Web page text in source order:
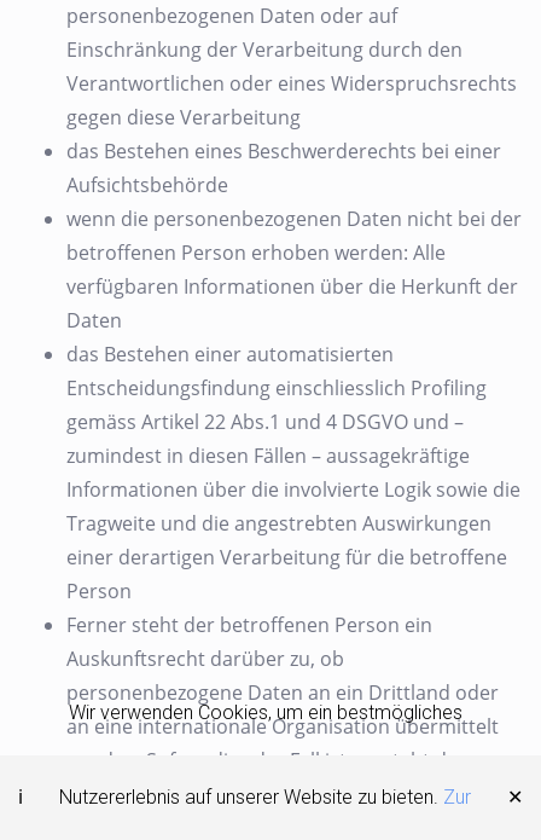
personenbezogenen Daten oder auf
Einschränkung der Verarbeitung durch den
Verantwortlichen oder eines Widerspruchsrechts
gegen diese Verarbeitung
das Bestehen eines Beschwerderechts bei einer
Aufsichtsbehörde
wenn die personenbezogenen Daten nicht bei der
betroffenen Person erhoben werden: Alle
verfügbaren Informationen über die Herkunft der
Daten
das Bestehen einer automatisierten
Entscheidungsfindung einschliesslich Profiling
gemäss Artikel 22 Abs.1 und 4 DSGVO und –
zumindest in diesen Fällen – aussagekräftige
Informationen über die involvierte Logik sowie die
Tragweite und die angestrebten Auswirkungen
einer derartigen Verarbeitung für die betroffene
Person
Ferner steht der betroffenen Person ein
Auskunftsrecht darüber zu, ob
personenbezogene Daten an ein Drittland oder
an eine internationale Organisation übermittelt
wurden. Sofern dies der Fall ist, so steht der
betroffenen Person im übrigen das Recht zu,
Wir verwenden Cookies, um ein bestmögliches
Nutzererlebnis auf unserer Website zu bieten. Zur